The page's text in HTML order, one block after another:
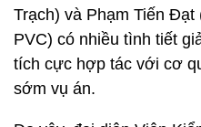
Trạch) và Phạm Tiến
PVC) có nhiều tình tiết
tích cực hợp tác với cơ
sớm vụ án.